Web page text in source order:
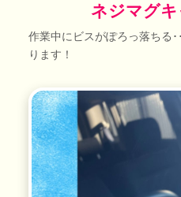
ネジマグ
作業中にビスがぽろっ落ちる
ります！